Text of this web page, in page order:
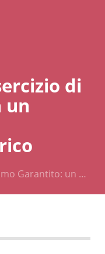
di
un
Garantito: un …